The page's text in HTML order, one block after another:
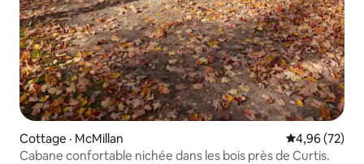
Cottage · McMillan Note
4,96 (72)
Cabane confortable nichée dans les bois près de Curtis.